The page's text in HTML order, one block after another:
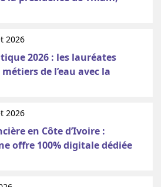
2026
2026 : les lauréates
de l’eau avec la
2026
en Côte d’Ivoire :
offre 100% digitale dédiée